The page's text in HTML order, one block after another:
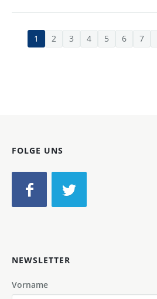
1 2 3 4 5 6 7
FOLGE UNS
NEWSLETTER
Vorname